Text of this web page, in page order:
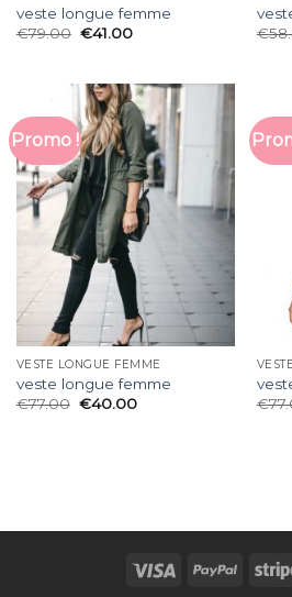
veste longue femme
€79.00 €41.00
€
Promo !
VESTE LONGUE FEMME
veste longue femme
€77.00 €40.00
€